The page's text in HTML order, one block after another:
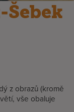
z obrazů (kromě
vše obaluje